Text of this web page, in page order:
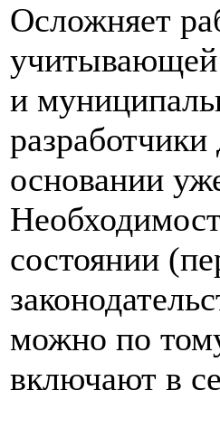
Осложняет
учитывающей
и
разработчики
основании
состоянии
можно по
включают в